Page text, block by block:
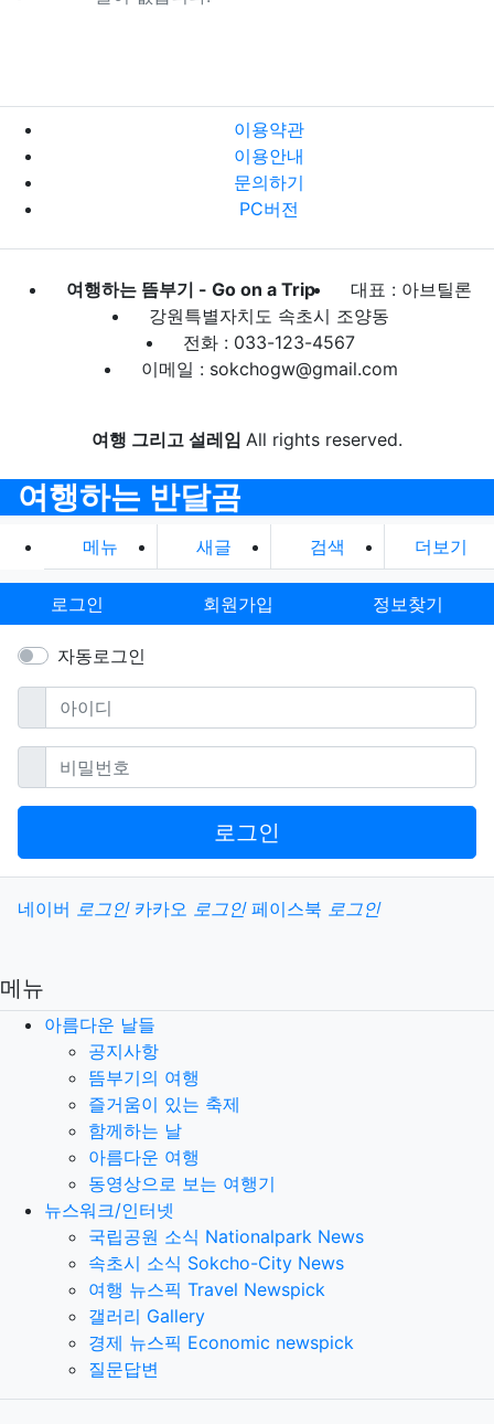
이용약관
이용안내
문의하기
PC버전
여행하는 뜸부기 - Go on a Trip
대표 : 아브틸론
강원특별자치도 속초시 조양동
전화 : 033-123-4567
이메일 : sokchogw@gmail.com
여행 그리고 설레임 All rights reserved.
여행하는 반달곰
메뉴 새글 검색 더보기
로그인 회원가입 정보찾기
자동로그인
아이디필수
비밀번호필수
로그인
소셜계정으로 로그인
네이버 로그인 카카오 로그인 페이스북 로그인
메뉴
아름다운 날들
공지사항
뜸부기의 여행
즐거움이 있는 축제
함께하는 날
아름다운 여행
동영상으로 보는 여행기
뉴스워크/인터넷
국립공원 소식 Nationalpark News
속초시 소식 Sokcho-City News
여행 뉴스픽 Travel Newspick
갤러리 Gallery
경제 뉴스픽 Economic newspick
질문답변